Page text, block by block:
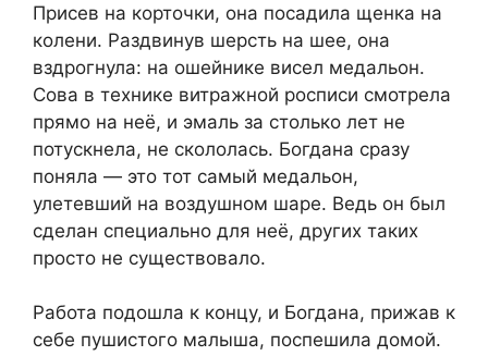
Присев на корточки, она посадила щенка на
колени. Раздвинув шерсть на шее, она
вздрогнула: на ошейнике висел медальон.
Сова в технике витражной росписи смотрела
прямо на неё, и эмаль за столько лет не
потускнела, не скололась. Богдана сразу
поняла — это тот самый медальон,
улетевший на воздушном шаре. Ведь он был
сделан специально для неё, других таких
просто не существовало.
Работа подошла к концу, и Богдана, прижав к
себе пушистого малыша, поспешила домой.